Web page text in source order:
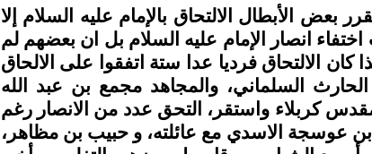
بعض الأبطال الالتحاق بالإمام عليه السلام إلا
انصار الإمام عليه السلام بل ان بعضهم لم
كان الالتحاق فرديا عدا ستة اتفقوا على الالحاق
السلماني، والمجاهد مجمع بن عبد الله
كربلاء واستقر، التحق عدد من الانصار رغم
عوسجة الاسدي مع عائلته، و حبيب بن مظاهر،